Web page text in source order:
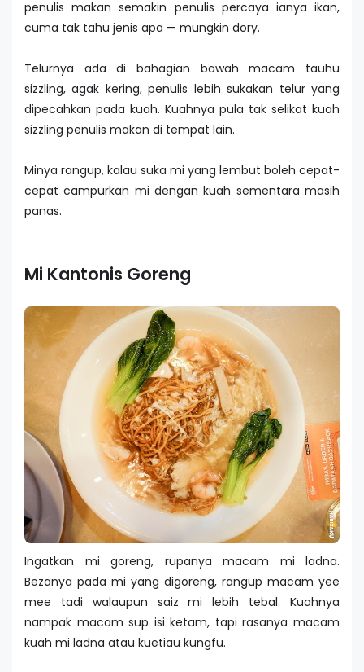
penulis makan semakin penulis percaya ianya ikan,
cuma tak tahu jenis apa — mungkin dory.
Telurnya ada di bahagian bawah macam tauhu
sizzling, agak kering, penulis lebih sukakan telur yang
dipecahkan pada kuah. Kuahnya pula tak selikat kuah
sizzling penulis makan di tempat lain.
Minya rangup, kalau suka mi yang lembut boleh cepat-
cepat campurkan mi dengan kuah sementara masih
panas.
Mi Kantonis Goreng
Ingatkan mi goreng, rupanya macam mi ladna.
Bezanya pada mi yang digoreng, rangup macam yee
mee tadi walaupun saiz mi lebih tebal. Kuahnya
nampak macam sup isi ketam, tapi rasanya macam
kuah mi ladna atau kuetiau kungfu.